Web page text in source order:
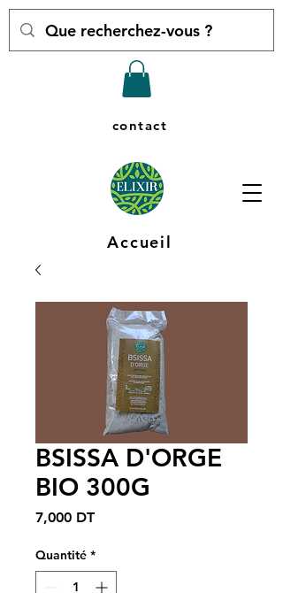
Accueil
contact
BSISSA D'ORGE
BIO 300G
7,000 DTPrix
Quantité *